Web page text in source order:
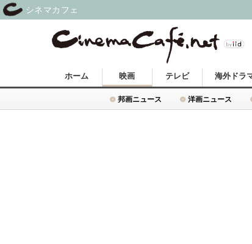
ホーム 映画
邦画ニュース 洋画ニュース
テレビ 海外ドラ
シネマカフェ